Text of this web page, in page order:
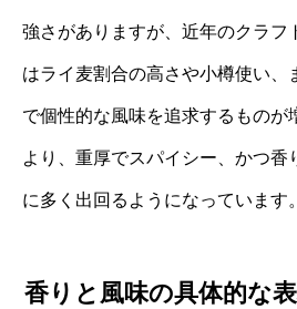
強さがありますが、近年のクラフ
はライ麦割合の高さや小樽使い、
で個性的な風味を追求するものが
より、重厚でスパイシー、かつ香
に多く出回るようになっています。
香りと風味の具体的な